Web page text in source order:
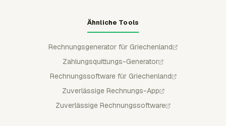
Ähnliche Tools
Rechnungsgenerator für Griechenland
Zahlungsquittungs-Generator
Rechnungssoftware für Griechenland
Zuverlässige Rechnungs-App
Zuverlässige Rechnungssoftware